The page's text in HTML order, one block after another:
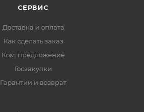
СЕРВИС
Доставка и оплата
Как сделать заказ
Ком. предложение
Госзакупки
Гарантии и возврат